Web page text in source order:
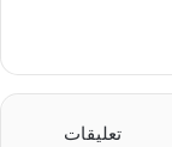
تعليقات